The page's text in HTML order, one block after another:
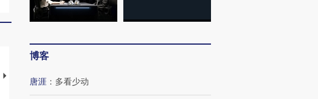
育部长拱下台
【推广】走进第四届链博
会，让数智科技“链”接产
博客
唐涯 ： 多看少动